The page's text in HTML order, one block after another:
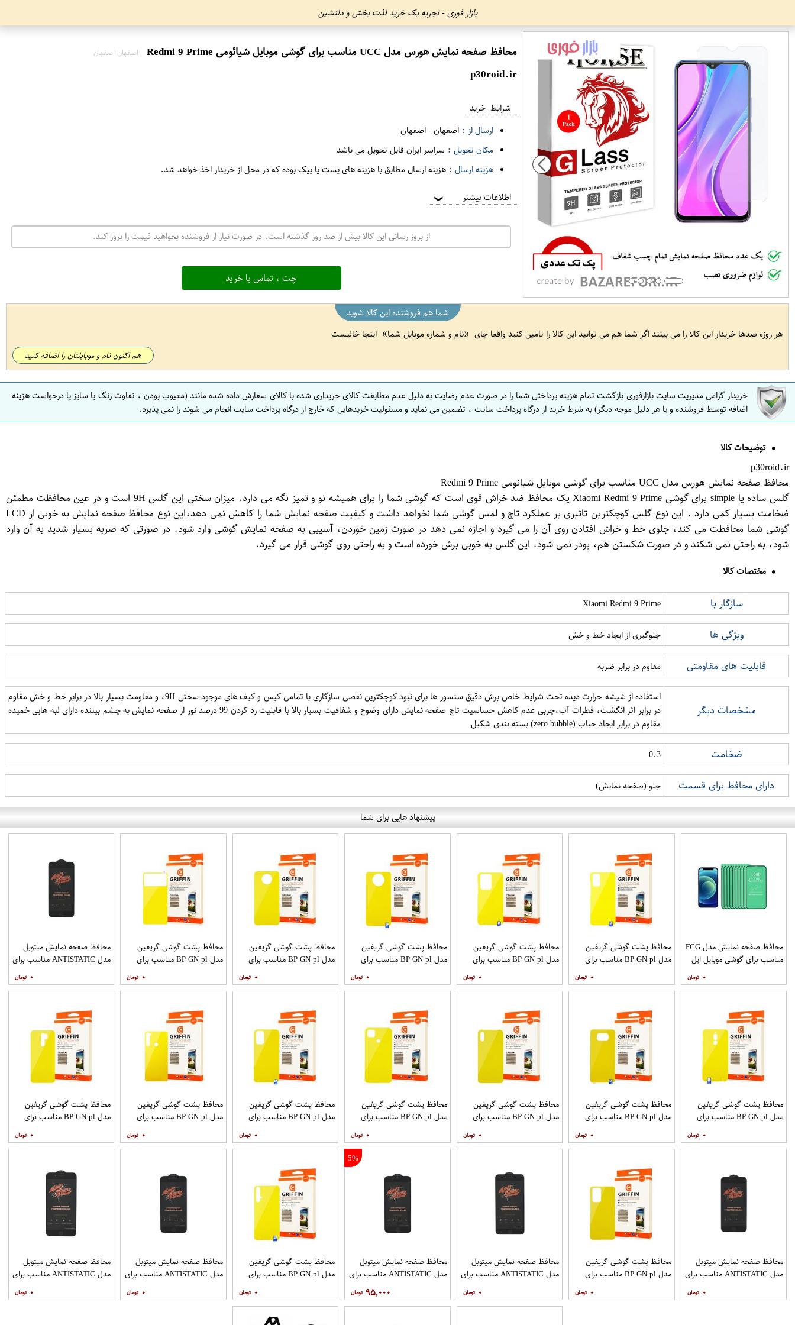
بازار فوری - تجربه یک خرید لذت بخش و دلنشین
محافظ صفحه نمایش هورس مدل UCC مناسب برای گوشی موبایل شیائومی Redmi 9 Prime اصفهان اصفهان
p30roid.ir
شرایط خرید
ارسال از : اصفهان-اصفهان
مکان تحویل : سراسر ایران قابل تحویل می باشد
هزینه ارسال : هزینه ارسال مطابق با هزینه های پست یا پیک بوده که در محل از خریدار اخذ خواهد شد.
اطلاعات بیشتر ❯
از بروز رسانی این کالا بیش از صد روز گذشته است. در صورت نیاز از فروشنده بخواهید قیمت را بروز کند.
چت ، تماس یا خرید
شما هم فروشنده این کالا شوید
هر روزه صدها خریدار این کالا را می بینند اگر شما هم می توانید این کالا را تامین کنید واقعا جای
نام و شماره موبایل شما اینجا خالیست
هم اکنون نام و موبایلتان را اضافه کنید
خریدار گرامی مدیریت سایت بازارفوری بازگشت تمام هزینه پرداختی شما را در صورت عدم رضایت به دلیل عدم مطابقت کالای خریداری شده با کالای سفارش داده شده مانند (معیوب بودن ، تفاوت رنگ یا سایز یا درخواست هزینه
اضافه توسط فروشنده و یا هر دلیل موجه دیگر) به شرط خرید از درگاه پرداخت سایت ، تضمین می نماید و مسئولیت خریدهایی که خارج از درگاه پرداخت سایت انجام می شوند را نمی پذیرد.
توضیحات کالا
p30roid.ir
محافظ صفحه نمایش هورس مدل UCC مناسب برای گوشی موبایل شیائومی Redmi 9 Prime
گلس ساده یا simple برای گوشی Xiaomi Redmi 9 Prime یک محافظ ضد خراش قوی است که گوشی شما را برای همیشه نو و تمیز نگه می دارد. میزان سختی این گلس 9H است و در عین محافظت مطمئن
ضخامت بسیار کمی دارد . این نوع گلس کوچکترین تاثیری بر عملکرد تاچ و لمس گوشی شما نخواهد داشت و کیفیت صفحه نمایش شما را کاهش نمی دهد،این نوع محافظ صفحه نمایش به خوبی از LCD
گوشی شما محافظت می کند، جلوی خط و خراش افتادن روی آن را می گیرد و اجازه نمی دهد در صورت زمین خوردن، آسیبی به صفحه نمایش گوشی وارد شود. در صورتی که ضربه بسیار شدید به آن وارد
شود، به راحتی نمی شکند و در صورت شکستن هم، پودر نمی شود. این گلس به خوبی برش خورده است و به راحتی روی گوشی قرار می گیرد.
مختصات کالا
سازگار با Xiaomi Redmi 9 Prime
ویژگی ها جلوگیری از ایجاد خط و خش
قابلیت های مقاومتی مقاوم در برابر ضربه
مشخصات دیگر
استفاده از شیشه حرارت دیده تحت شرایط خاص برش دقیق سنسور ها برای نبود کوچکترین نقصی سازگاری با تمامی کیس و کیف های موجود سختی 9H، و مقاومت بسیار بالا در برابر خط و خش مقاوم
در برابر اثر انگشت، قطرات آب،چربی عدم کاهش حساسیت تاچ صفحه نمایش دارای وضوح و شفافیت بسیار بالا با قابلیت رد کردن 99 درصد نور از صفحه نمایش به چشم بیننده دارای لبه هایی خمیده
مقاوم در برابر ایجاد حباب (zero bubble) بسته بندی شکیل
ضخامت 0.3
دارای محافظ برای قسمت جلو (صفحه نمایش)
پیشنهاد هایی برای شما
محافظ صفحه نمایش مدل FCG
مناسب برای گوشی موبایل اپل
عددی
۰
محافظ پشت گوشی گریفین
مدل BP GN pl مناسب برای
Galaxy S20 Plus
۰
محافظ پشت گوشی گریفین
مدل BP GN pl مناسب برای
Galaxy S20 Ultra
۰
محافظ پشت گوشی گریفین
مدل BP GN pl مناسب برای
گوشی موبایل شیائومی Mi Note
9T
۰
محافظ پشت گوشی گریفین
مدل BP GN pl مناسب برای
۰
محافظ پشت گوشی گریفین
مدل BP GN pl مناسب برای
M3
۰
محافظ صفحه نمایش میتوبل
مدل ANTISTATIC مناسب برای
۰
محافظ پشت گوشی گریفین
مدل BP GN pl مناسب برای
۰
محافظ پشت گوشی گریفین
مدل BP GN pl مناسب برای
۰
محافظ پشت گوشی گریفین
مدل BP GN pl مناسب برای
9A
۰
محافظ پشت گوشی گریفین
مدل BP GN pl مناسب برای
9C
۰
محافظ پشت گوشی گریفین
مدل BP GN pl مناسب برای
9T
۰
محافظ پشت گوشی گریفین
مدل BP GN pl مناسب برای
Note 8
۰
محافظ پشت گوشی گریفین
مدل BP GN pl مناسب برای
۰
محافظ صفحه نمایش میتوبل
مدل ANTISTATIC مناسب برای
۰
محافظ پشت گوشی گریفین
مدل BP GN pl مناسب برای
گوشی موبایل شیائومی Redmi
Note 10 Pro
۰
محافظ صفحه نمایش میتوبل
مدل ANTISTATIC مناسب برای
PLUS
۰
5%
محافظ صفحه نمایش میتوبل
مدل ANTISTATIC مناسب برای
۹۵,۰۰۰
محافظ پشت گوشی گریفین
مدل BP GN pl مناسب برای
۰
محافظ صفحه نمایش میتوبل
مدل ANTISTATIC مناسب برای
۰
محافظ صفحه نمایش میتوبل
مدل ANTISTATIC مناسب برای
PLUS
۰